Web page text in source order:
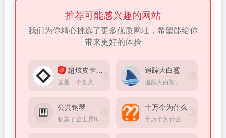
推荐可能感兴趣的网站
我们为你精心挑选了更多优质网址，希望能给你
带来更好的体验
荐 超炫皮卡车驾驶 追踪大白鲨
公共钢琴
收集了全世界8,391架公共钢琴，你可以输入一个地点查找附近的钢琴
十万个为什么